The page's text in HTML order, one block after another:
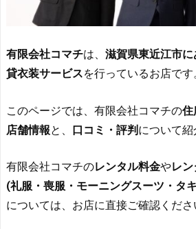
有限会社コマチは、 滋賀県東近江市
貸衣装サービスを行っているお店です。
このページでは、有限会社コマチの住
店舗情報と、 口コミ・評判について紹
有限会社コマチのレンタル料金やレ
(礼服・喪服・モーニングスーツ・タ
については、お店に直接ご確認くださ